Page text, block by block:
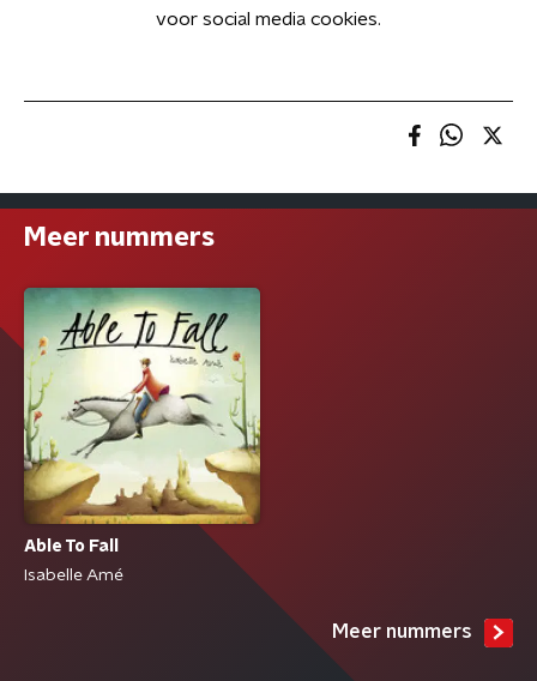
voor social media cookies.
Meer nummers
Able To Fall
Isabelle Amé
Meer nummers